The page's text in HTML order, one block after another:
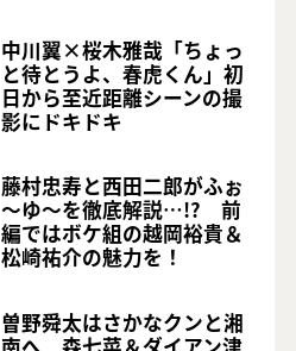
中川翼×桜木雅哉「ちょっ
と待とうよ、春虎くん」初
日から至近距離シーンの撮
影にドキドキ
藤村忠寿と西田二郎がふぉ
～ゆ～を徹底解説…!? 前
編ではボケ組の越岡裕貴＆
松崎祐介の魅力を！
曽野舜太はさかなクンと湘